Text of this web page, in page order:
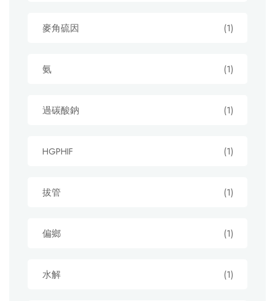
麥角硫因 (1)
氨 (1)
過碳酸鈉 (1)
HGPHIF (1)
拔管 (1)
偏鄉 (1)
水解 (1)